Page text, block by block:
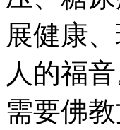
展健康
人的福
需要佛